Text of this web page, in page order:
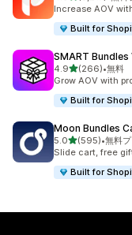
Increase AOV
Built for
SMART
4.95つ星中
(266)
合計レビュー数：
•無料
Grow AOV with
Built for
Moon Bundles
5.05つ星中
(595)
合計レビュー数：
•無料
Slide cart, free
Built for